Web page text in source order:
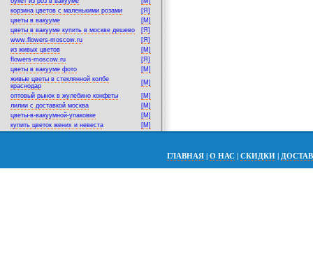
корзина цветов с маленькими розами
[Я]
цветы в вакууме
[M]
цветы в вакууме купить в москве дешево
[Я]
www.flowers-moscow.ru
[Я]
из живых цветов
[M]
flowers-moscow.ru
[Я]
цветы в вакууме фото
[M]
живые цветы в стеклянной колбе
краснодар
[M]
оптовый рынок в жулебино конфеты
[M]
лилии с доставкой москва
[M]
цветы-в-вакуумной-упаковке
[M]
купить цветок жених и невеста
[M]
ГЛАВНАЯ | О НАС | СКИДКИ |